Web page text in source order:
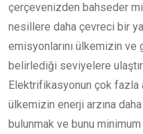
çerçevenizden bahseder
nesillere daha çevreci bir
emisyonlarını ülkemizin
belirlediği seviyelere
Elektrifikasyonun çok fazla
ülkemizin enerji arzına
bulunmak ve bunu